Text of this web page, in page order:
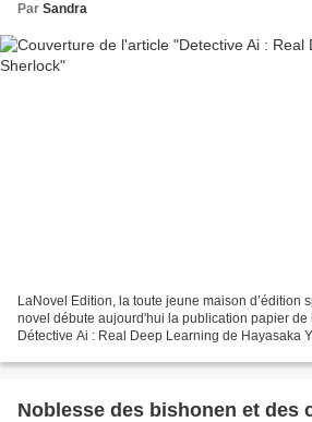
Par Sandra
LaNovel Edition, la toute jeune maison d’édition
novel débute aujourd'hui la publication papier de
Détective Ai : Real Deep Learning de Hayasaka
Noblesse des bishonen et des